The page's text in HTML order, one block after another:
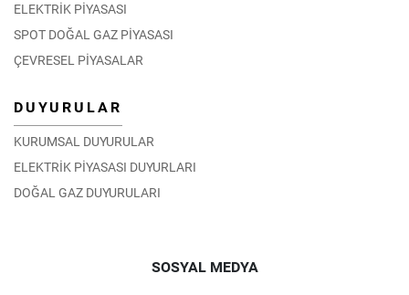
ELEKTRİK PİYASASI
SPOT DOĞAL GAZ PİYASASI
ÇEVRESEL PİYASALAR
DUYURULAR
KURUMSAL DUYURULAR
ELEKTRİK PİYASASI DUYURLARI
DOĞAL GAZ DUYURULARI
SOSYAL MEDYA